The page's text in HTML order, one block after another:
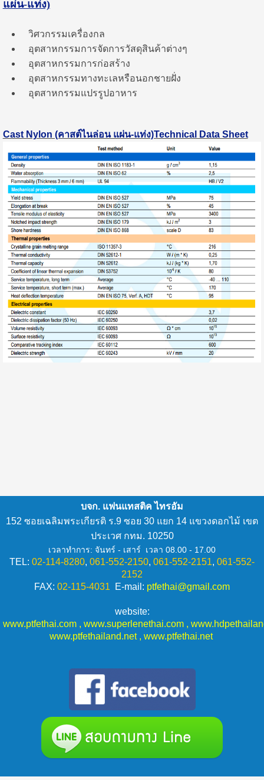
แผ่น-แท่ง)
วิศวกรรมเครื่องกล
อุตสาหกรรมการจัดการวัสดุสินค้าต่างๆ
อุตสาหกรรมการก่อสร้าง
อุตสาหกรรมทางทะเลหรือนอกชายฝั่ง
อุตสาหกรรมแปรรูปอาหาร
Cast Nylon (คาสต์ไนล่อน แผ่น-แท่ง)Technical Data Sheet
บจก. แฟนแทสติค ไทรอัม
152 ซอยเฉลิมพระเกียรติ ร.9 ซอย 30 แยก 14 แขวงดอกไม้ เขต
ประเวศ กทม. 10250
เวลาทำการ: จันทร์ - เสาร์ เวลา 08.00 - 17.00
TEL: 02-114-8280, 061-552-2150, 061-552-2151, 061-552-
2152
FAX: 02-115-4031 E-mail: ptfethai@gmail.com
website:
www.ptfethai.com , www.superlenethai.com ,
www.ptfethailand.net, www.ptfethai.net